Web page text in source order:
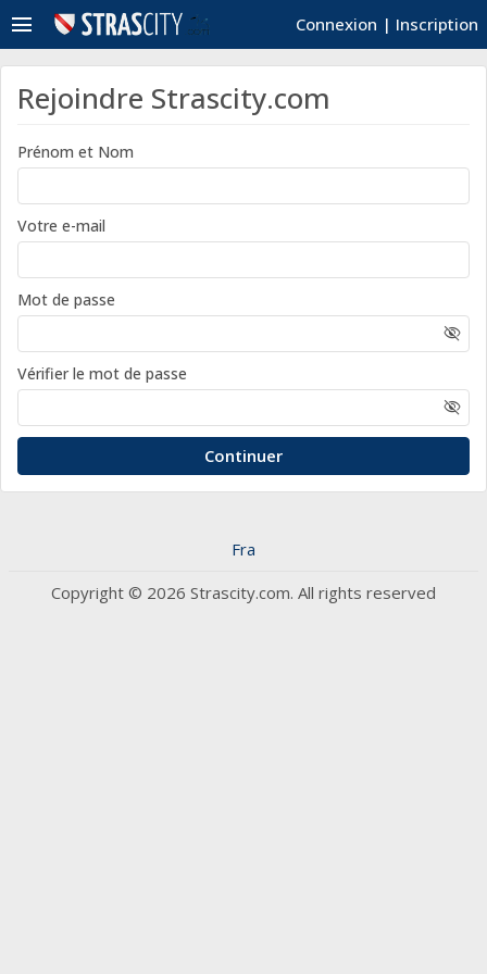
Connexion | Inscription
menu
Rejoindre Strascity.com
Prénom et Nom
Votre e-mail
Mot de passe
visibility_off
Vérifier le mot de passe
visibility_off
Fra
Copyright © 2026 Strascity.com. All rights reserved